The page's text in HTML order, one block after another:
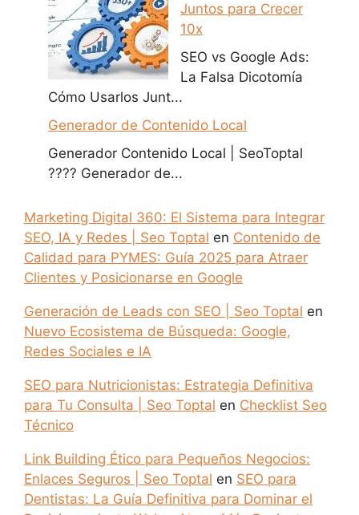
Juntos para Crecer
10x
SEO vs Google Ads:
La Falsa Dicotomía
Cómo Usarlos Junt...
Generador de Contenido Local
Generador Contenido Local | SeoToptal
???? Generador de...
Marketing Digital 360: El Sistema para Integrar
SEO, IA y Redes | Seo Toptal en Contenido de
Calidad para PYMES: Guía 2025 para Atraer
Clientes y Posicionarse en Google
Generación de Leads con SEO | Seo Toptal en
Nuevo Ecosistema de Búsqueda: Google,
Redes Sociales e IA
SEO para Nutricionistas: Estrategia Definitiva
para Tu Consulta | Seo Toptal en Checklist Seo
Técnico
Link Building Ético para Pequeños Negocios:
Enlaces Seguros | Seo Toptal en SEO para
Dentistas: La Guía Definitiva para Dominar el